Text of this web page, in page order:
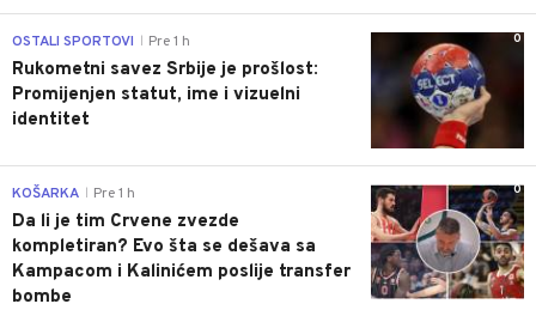
0
OSTALI SPORTOVI Pre 1 h
Rukometni savez Srbije je prošlost:
Promijenjen statut, ime i vizuelni
identitet
0
KOŠARKA Pre 1 h
Da li je tim Crvene zvezde
kompletiran? Evo šta se dešava sa
Kampacom i Kalinićem poslije transfer
bombe